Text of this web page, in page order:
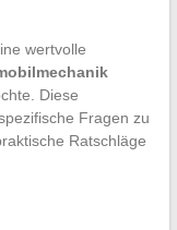
wertvolle
Diese
Fragen zu
Ratschläge